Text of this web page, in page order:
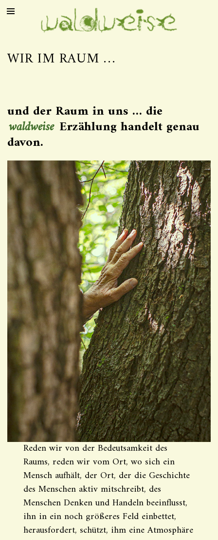
WIR IM RAUM …
und der Raum in uns … die
waldweise Erzählung handelt genau
davon.
Reden wir von der Bedeutsamkeit des
Raums, reden wir vom Ort, wo sich ein
Mensch aufhält, der Ort, der die Geschichte
des Menschen aktiv mitschreibt, des
Menschen Denken und Handeln beeinflusst,
ihn in ein noch größeres Feld einbettet,
herausfordert, schützt, ihm eine Atmosphäre